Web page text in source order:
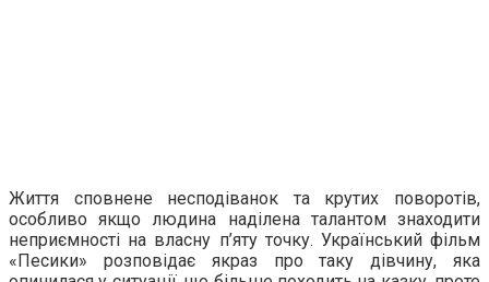
Життя сповнене несподіванок та крутих поворотів,
особливо якщо людина наділена талантом знаходити
неприємності на власну п’яту точку. Український фільм
«Песики» розповідає якраз про таку дівчину, яка